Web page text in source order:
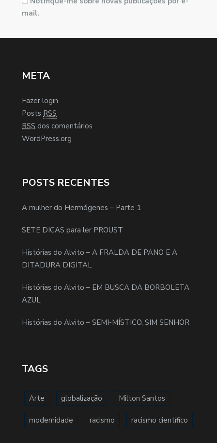
mail.
META
Fazer login
Posts RSS
RSS dos comentários
WordPress.org
POSTS RECENTES
A mulher do Hermógenes – Parte 1
SETE DICAS para ler PROUST
Histórias do Alvito – A FRALDA DE PANO E A
DITADURA DIGITAL
Histórias do Alvito – EM BUSCA DA BORBOLETA
AZUL
Histórias do Alvito – SEMI-MÍSTICO, SIM SENHOR
TAGS
Arte globalização Milton Santos
modernidade racismo racismo científico